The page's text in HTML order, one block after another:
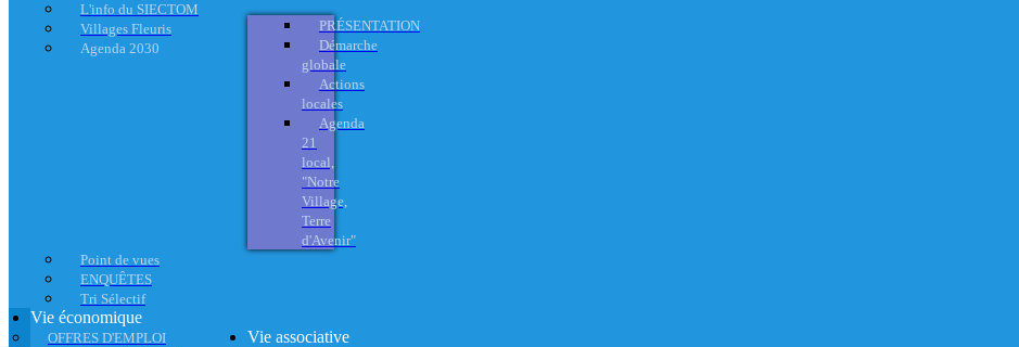
L'info du SIECTOM
Villages Fleuris
Agenda 2030
PRÉSENTATION
Démarche
globale
Actions
locales
Agenda
21
local,
"Notre
Village,
Terre
d'Avenir"
Point de vues
ENQUÊTES
Tri Sélectif
Vie économique
OFFRES D'EMPLOI
Vie associative